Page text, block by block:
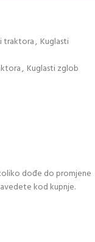
traktora, Kuglasti
, Kuglasti zglob
dođe do promjene
kod kupnje.